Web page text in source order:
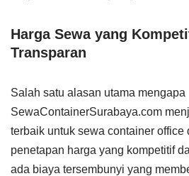
Harga Sewa yang
Transparan
Salah satu alasan utama mengapa
SewaContainerSurabaya.com
terbaik untuk sewa container office
penetapan harga yang kompetitif
ada biaya tersembunyi yang